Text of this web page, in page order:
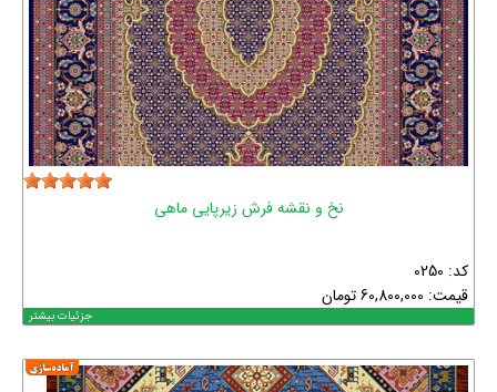
نخ و نقشه فرش زیرپایی ماهی
کد: 0250
قیمت: 60,800,000تومان
جزئیات بیشتر